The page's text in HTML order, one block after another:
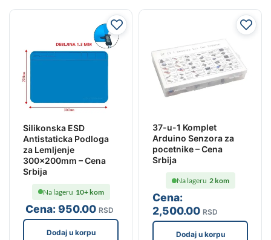
Silikonska ESD
Antistaticka Podloga
za Lemljenje
300x200mm – Cena
Srbija
Cena:950.00 RSD
Na lageru 10+ kom
Dodaj u korpu
37-u-1 Komplet
Arduino Senzora za
pocetnike – Cena
Srbija
Cena:
2,500.00 RSD
Na lageru 2 kom
Dodaj u korpu